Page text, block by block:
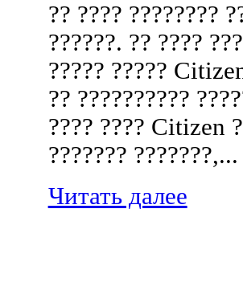
?? ???? ????????
??????. ?? ????
????? ?????
?? ??????????
???? ???? Citizen
??????? ???????,...
Читать далее